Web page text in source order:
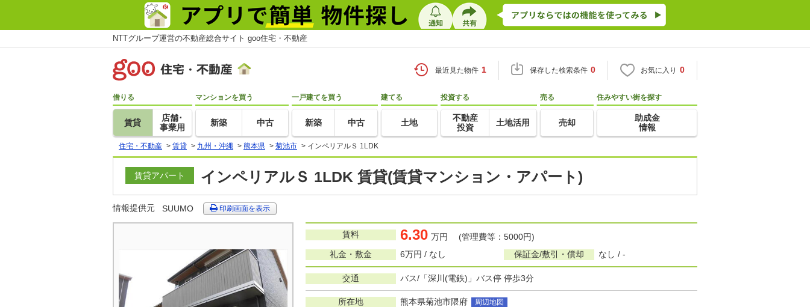
NTTグループ運営の不動産総合サイト goo住宅・不動産
最近見た物件 1 保存した検索条件 0 お気に入り 0
借りる
賃貸
店舗･
事業用
マンションを買う
新築 中古
一戸建てを買う
新築 中古
建てる
土地
投資する
不動産
投資
土地活用
売る
売却
住みやすい街を探す
助成金
情報
住宅・不動産 > 賃貸 > 九州・沖縄 > 熊本県 > 菊池市 > インペリアルＳ 1LDK
賃貸アパート インペリアルＳ 1LDK 賃貸(賃貸マンション・アパート)
情報提供元 SUUMO 印刷画面を表示
賃料 6.30 万円 (管理費等：5000円)
礼金・敷金
6万円 / なし 保証金/敷引・償却 なし / -
交通 バス/「深川(電鉄)」バス停 停歩3分
所在地 熊本県菊池市隈府
周辺地図